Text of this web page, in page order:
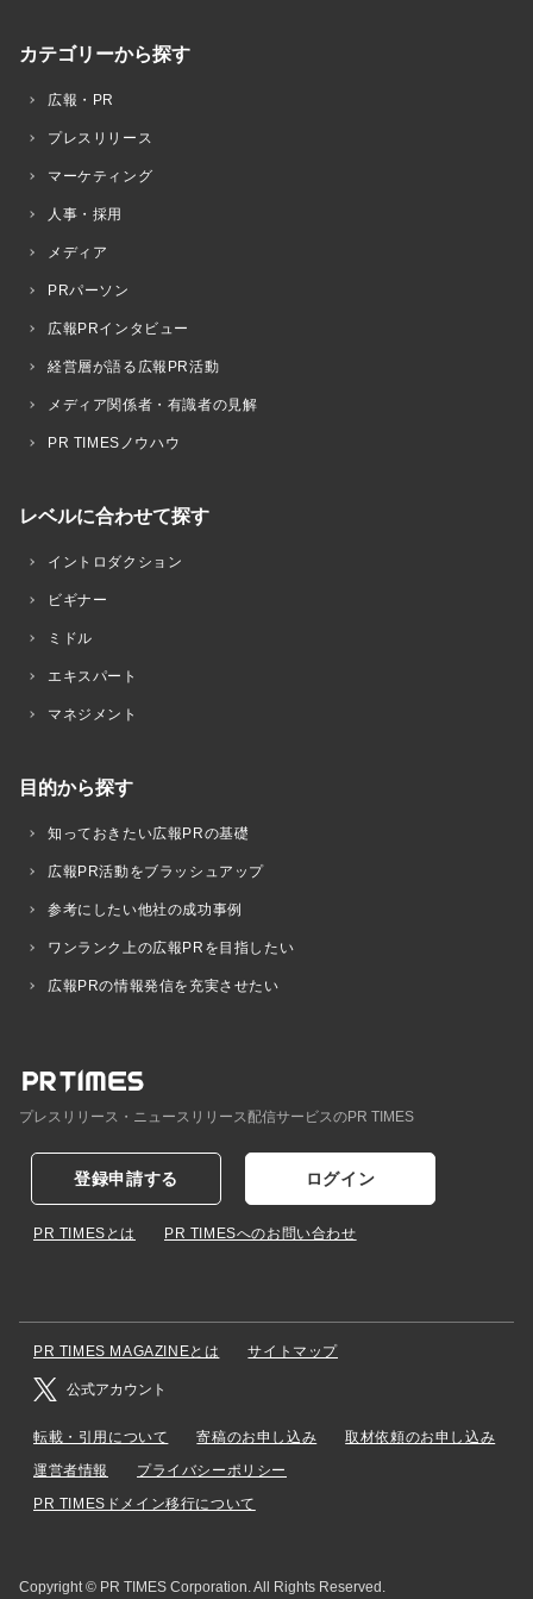
カテゴリーから探す
広報・PR
プレスリリース
マーケティング
人事・採用
メディア
PRパーソン
広報PRインタビュー
経営層が語る広報PR活動
メディア関係者・有識者の見解
PR TIMESノウハウ
レベルに合わせて探す
イントロダクション
ビギナー
ミドル
エキスパート
マネジメント
目的から探す
知っておきたい広報PRの基礎
広報PR活動をブラッシュアップ
参考にしたい他社の成功事例
ワンランク上の広報PRを目指したい
広報PRの情報発信を充実させたい
プレスリリース・ニュースリリース配信サービスのPR TIMES
登録申請する ログイン
PR TIMESとは PR TIMESへのお問い合わせ
PR TIMES MAGAZINEとは サイトマップ
公式アカウント
転載・引用について 寄稿のお申し込み
取材依頼のお申し込み
運営者情報
プライバシーポリシー
PR TIMESドメイン移行について
Copyright © PR TIMES Corporation. All Rights Reserved.